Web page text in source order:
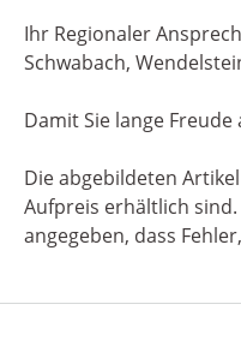
Ihr Regionaler
Schwabach,
Damit Sie lange
Die abgebildeten
Aufpreis erhältlich
angegeben, dass